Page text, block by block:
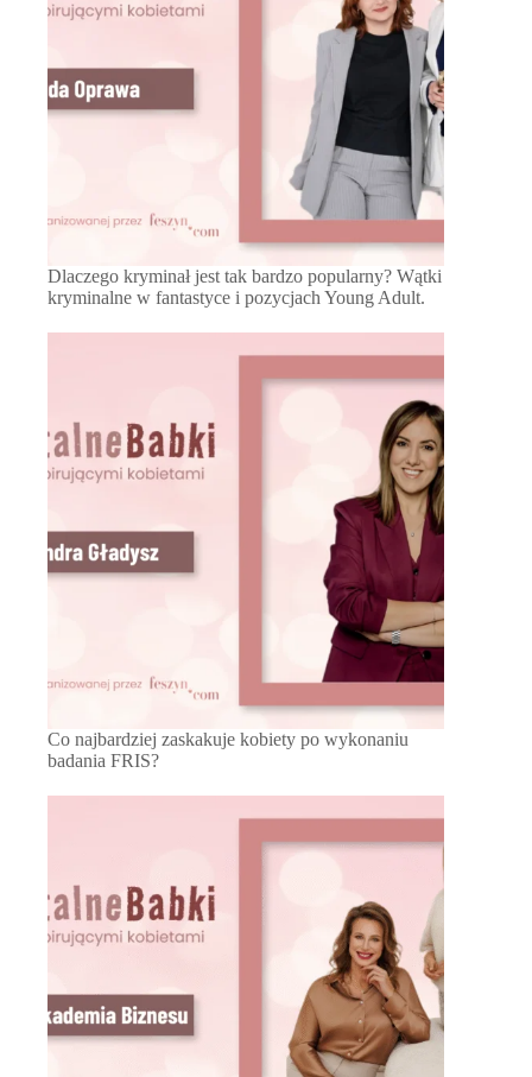
Dlaczego kryminał jest tak bardzo popularny? Wątki
kryminalne w fantastyce i pozycjach Young Adult.
Co najbardziej zaskakuje kobiety po wykonaniu
badania FRIS?